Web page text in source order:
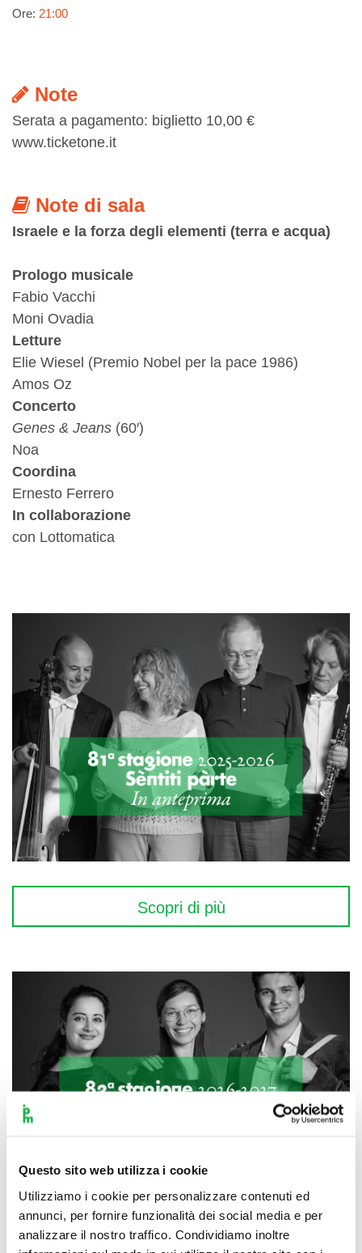
Questo sito web utilizza i cookie
Utilizziamo i cookie per personalizzare contenuti ed
annunci, per fornire funzionalità dei social media e per
analizzare il nostro traffico. Condividiamo inoltre
Ore: 21:00
Note
Serata a pagamento: biglietto 10,00 €
www.ticketone.it
Note di sala
Israele e la forza degli elementi (terra e acqua)
Prologo musicale
Fabio Vacchi
Moni Ovadia
Letture
Elie Wiesel (Premio Nobel per la pace 1986)
Amos Oz
Concerto
Genes & Jeans (60′)
Noa
Coordina
Ernesto Ferrero
In collaborazione
con Lottomatica
Scopri di più